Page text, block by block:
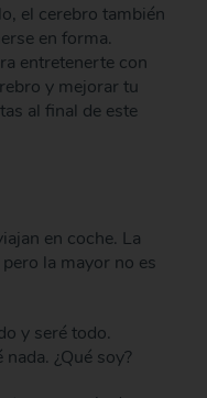
el cerebro también
en forma.
entretenerte con
y mejorar tu
al final de este
en coche. La
la mayor no es
y seré todo.
¿Qué soy?